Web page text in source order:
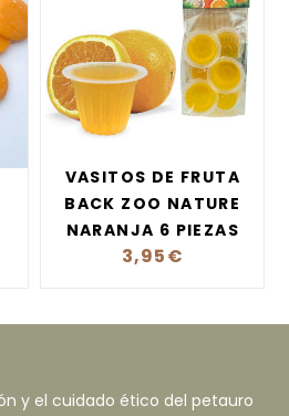
VASITOS DE FRUTA
BACK ZOO NATURE
NARANJA 6 PIEZAS
3,95€
y el cuidado ético del petauro